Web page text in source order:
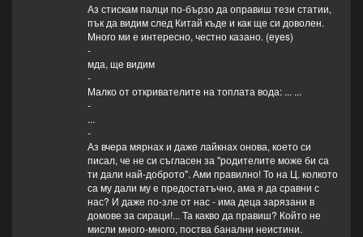
Аз стискам палци по-бързо да оправиш тези статии,
пък да видим след Китай къде и как ще си доволен.
Много ми е интересно, честно казано. (eyes)
-
мда, ще видим
-
Малко от откривателите на топлата вода: ... ...
-
...
-
Аз вчера мярнах и даже лайкнах онова, което си
писал, че не си съгласен за "родителите може би са
ти дали най-доброто". Ами правилно! То на Ц. колкото
са му дали му е предостатъчно, ама я да сравни с
нас? И даже по-зле от нас - има деца зарязани в
домове за сираци!... Та какво да правиш? Който не
мисли много-много, поства банални неистини.